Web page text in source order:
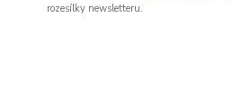
rozesílky newsletteru.